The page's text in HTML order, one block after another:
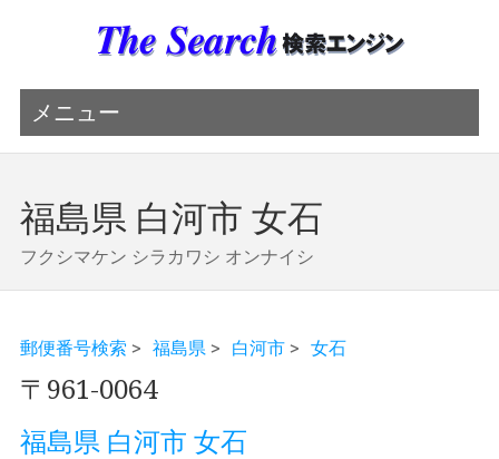
メニュー
福島県 白河市 女石
フクシマケン シラカワシ オンナイシ
郵便番号検索 > 福島県 > 白河市> 女石
〒961-0064
福島県 白河市 女石